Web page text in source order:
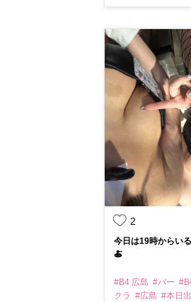
2
今日は19時からい
🍝
#B4 広島 #バー
クラ #広島 #本日